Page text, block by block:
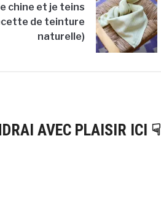
chine et je teins
de teinture
naturelle)
AVEC PLAISIR ICI ☟